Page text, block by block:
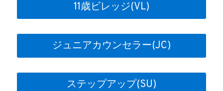
11歳ビレッジ(VL)
ジュニアカウンセラー(JC)
ステップアップ(SU)